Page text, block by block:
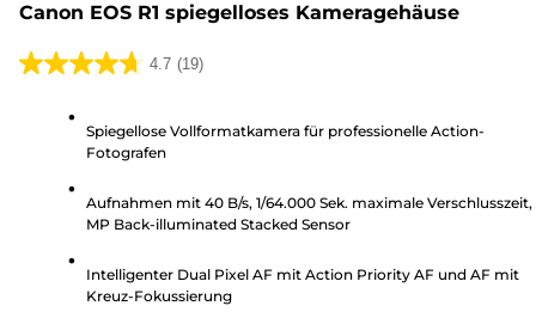
Canon EOS R1 spiegelloses Kameragehäuse
4.7 (19)
4.7
Sternen.
Bewertungen
Spiegellose Vollformatkamera für professionelle Action-
Fotografen
Aufnahmen mit 40 B/s, 1/64.000 Sek. maximale Verschlusszeit,
MP Back-illuminated Stacked Sensor
Intelligenter Dual Pixel AF mit Action Priority AF und AF mit
Kreuz-Fokussierung